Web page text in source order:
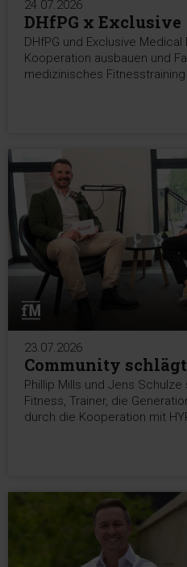
24.07.2026
DHfPG x Exclusive
DHfPG und Exclusive
Kooperation ausbauen und
medizinisches
23.07.2026
Community
Phillip Mills und Jens
Fitness, Trainer, die
durch die Kooperation mit